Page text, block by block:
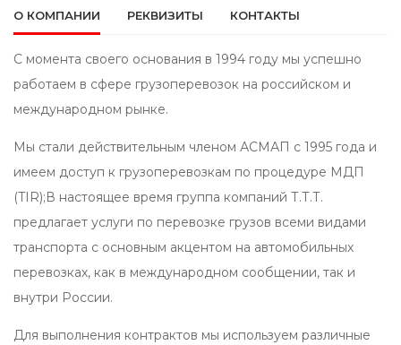
О КОМПАНИИ РЕКВИЗИТЫ КОНТАКТЫ
С момента своего основания в 1994 году мы успешно
работаем в сфере грузоперевозок на российском и
международном рынке.
Мы стали действительным членом АСМАП с 1995 года и
имеем доступ к грузоперевозкам по процедуре MДП
(TIR);В настоящее время группа компаний Т.Т.Т.
предлагает услуги по перевозке грузов всеми видами
транспорта с основным акцентом на автомобильных
перевозках, как в международном сообщении, так и
внутри России.
Для выполнения контрактов мы используем различные